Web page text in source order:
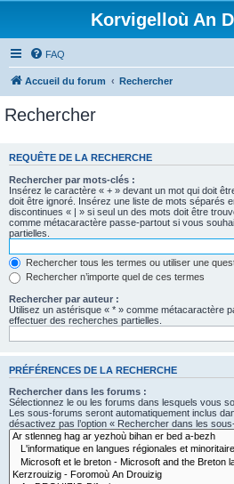
Korvigelloù An
FAQ
Accueil du forum Rechercher
Rechercher
REQUÊTE DE LA RECHERCHE
Rechercher par mots-clés :
Insérez le caractère « + » devant un mot qui doit
doit être ignoré. Insérez une liste de mots séparés
discontinues « | » si seul un des mots doit être
comme métacaractère passe-partout si vous
partielles.
Rechercher tous les termes ou utiliser une
Rechercher n’importe quel de ces termes
Rechercher par auteur :
Utilisez un astérisque « * » comme métacaractère
effectuer des recherches partielles.
PRÉFÉRENCES DE LA RECHERCHE
Rechercher dans les forums :
Sélectionnez le ou les forums dans lesquels vous
Les sous-forums seront automatiquement inclus
désactivez pas l’option « Rechercher dans les